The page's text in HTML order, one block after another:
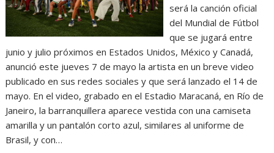
será la canción oficial
del Mundial de Fútbol
que se jugará entre
junio y julio próximos en Estados Unidos, México y Canadá,
anunció este jueves 7 de mayo la artista en un breve video
publicado en sus redes sociales y que será lanzado el 14 de
mayo. En el video, grabado en el Estadio Maracaná, en Río de
Janeiro, la barranquillera aparece vestida con una camiseta
amarilla y un pantalón corto azul, similares al uniforme de
Brasil, y con…